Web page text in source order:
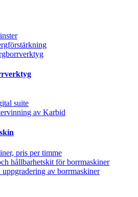
suite
av Karbid
pris per timme
hållbarhetskit för borrmaskiner
uppgradering av borrmaskiner